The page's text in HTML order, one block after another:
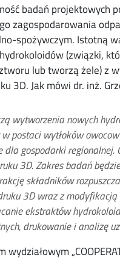
badań projektowych
zagospodarowania
spożywczym. Istotną
(związki,
lub tworzą żele) z
3D. Jak mówi dr. inż.
wytworzenia nowych
postaci wytłoków
dla gospodarki
3D. Zakres badań
składników
3D wraz z modyfikacją
ekstraktów
drukowanie i analizę